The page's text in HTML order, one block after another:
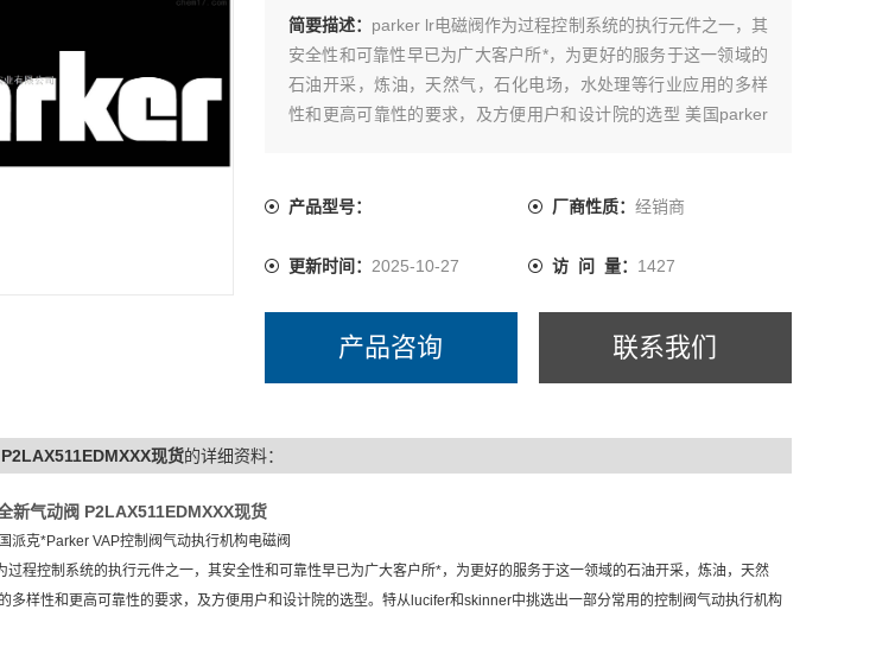
简要描述： parker lr电磁阀作为过程控制系统的执行元件之一，其
安全性和可靠性早已为广大客户所*，为更好的服务于这一领域的
石油开采，炼油，天然气，石化电场，水处理等行业应用的多样
性和更高可靠性的要求，及方便用户和设计院的选型 美国parker
产品型号： 厂商性质： 经销商
更新时间： 2025-10-27 访 问 量： 1427
产品咨询 联系我们
现货的详细资料：
新气动阀 P2LAX511EDMXXX现货
派克*Parker VAP控制阀气动执行机构电磁阀
程控制系统的执行元件之一，其安全性和可靠性早已为广大客户所*，为更好的服务于这一领域的石油开采，炼油，天然
多样性和更高可靠性的要求，及方便用户和设计院的选型。特从lucifer和skinner中挑选出一部分常用的控制阀气动执行机构